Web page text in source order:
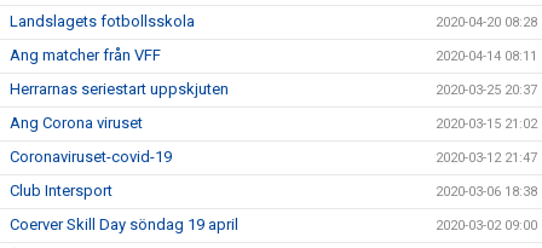
Landslagets fotbollsskola 2020-04-20 08:28
Ang matcher från VFF 2020-04-14 08:11
Herrarnas seriestart uppskjuten 2020-03-25 20:37
Ang Corona viruset 2020-03-15 21:02
Coronaviruset-covid-19 2020-03-12 21:47
Club Intersport 2020-03-06 18:38
Coerver Skill Day söndag 19 april 2020-03-02 09:00